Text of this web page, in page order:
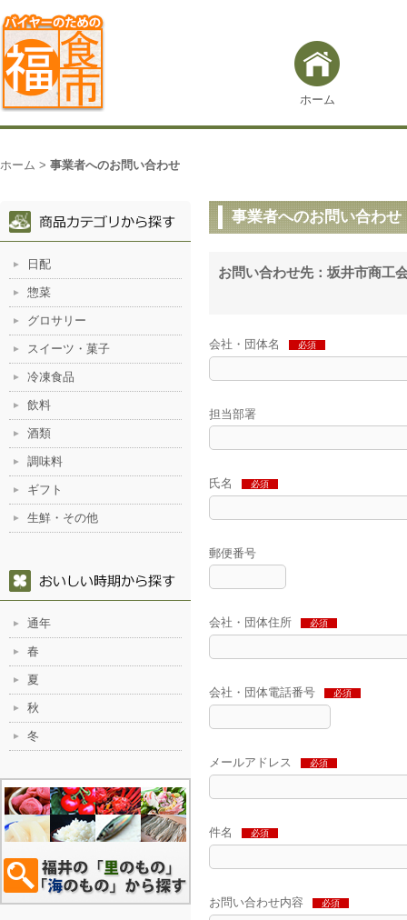
ホーム
ホーム > 事業者へのお問い合わせ
事業者へのお問い合わせ
お問い合わせ先：坂井市商工
会社・団体名 必須
担当部署
氏名 必須
郵便番号
会社・団体住所 必須
会社・団体電話番号 必須
メールアドレス 必須
件名 必須
お問い合わせ内容 必須
日配
惣菜
グロサリー
スイーツ・菓子
冷凍食品
飲料
酒類
調味料
ギフト
生鮮・その他
通年
春
夏
秋
冬